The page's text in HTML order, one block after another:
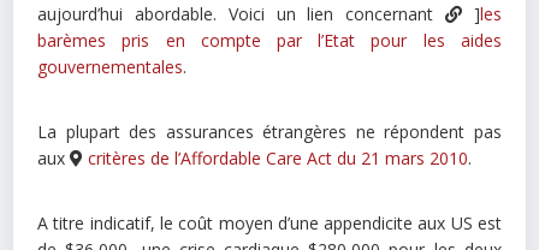
aujourd’hui abordable. Voici un lien concernant
]les
barèmes pris en compte par l’Etat pour les aides
gouvernementales.
La plupart des assurances étrangères ne répondent pas
aux
critères de l’Affordable Care Act du 21 mars 2010.
A titre indicatif, le coût moyen d’une appendicite aux US est